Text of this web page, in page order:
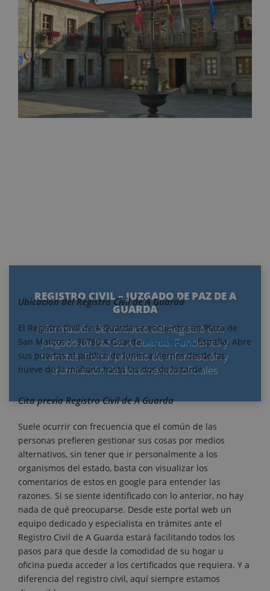
REGISTRO CIVIL – JUZGADO DE PAZ DE A
GUARDA
Información de contacto del Registro civil –
Juzgado de Paz de A Guarda. Funciones y
trámites. Portal privado de información y
tramitación de documentos oficiales
Ubicación del Registro Civil de A Guarda
El Registro Civil de A Guarda se encuentra en Plaza de
San Marcos 1, 36780 A Guarda, Pontevedra, España. Abre
sus puertas al público de lunes a viernes desde las
nueve de la mañana hasta las dos de la tarde.
Cita previa Registro Civil de A Guarda
Suele ocurrir con frecuencia que el común de las
personas prefieren gestionar sus cosas por medios
alternativos, sin tener que ir personalmente a los
organismos del estado, basta con visualizar los
comentarios de estos en google para entender las
razones. Si se siente identificado con lo anterior, no hay
nada de qué preocuparse. Desde este portal web un
equipo dedicado y especialista en trámites ante el
Registro Civil de A Guarda estará facilitando todos los
pasos para que desde la comodidad de su hogar u
oficina pueda acceder a los certificados que requiera. Y a
diferencia del registro civil, aquí siempre estamos